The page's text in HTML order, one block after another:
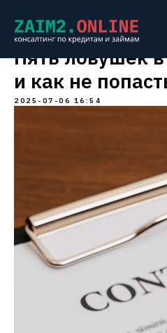
Пять ловушек
и как не
2025-07-06 16:54